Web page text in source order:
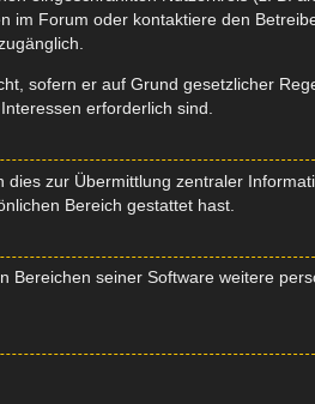
im Forum oder kontaktiere den
sofern er auf Grund gesetzlicher
erforderlich sind.
zur Übermittlung zentraler
Bereich gestattet hast.
Bereichen seiner Software weitere